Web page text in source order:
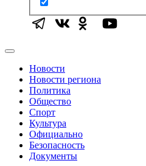
Новости
Новости региона
Политика
Общество
Спорт
Культура
Официально
Безопасность
Документы